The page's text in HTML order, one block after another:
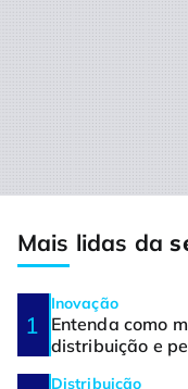
Mais lidas da
Inovação
Entenda como
distribuição e
Distribuição